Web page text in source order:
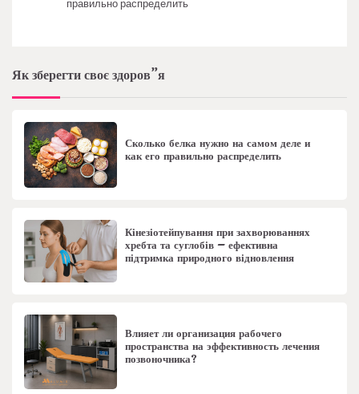
правильно распределить
Як зберегти своє здоров”я
Сколько белка нужно на самом деле и
как его правильно распределить
Кінезіотейпування при захворюваннях
хребта та суглобів – ефективна
підтримка природного відновлення
Влияет ли организация рабочего
пространства на эффективность лечения
позвоночника?